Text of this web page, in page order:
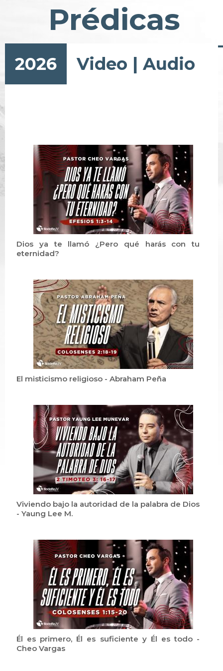
Prédicas
2026 Video | Audio
Dios ya te llamó ¿Pero qué harás con tu
eternidad?
El misticismo religioso - Abraham Peña
Viviendo bajo la autoridad de la palabra de Dios
- Yaung Lee M.
Él es primero, Él es suficiente y Él es todo -
Cheo Vargas
Pagination